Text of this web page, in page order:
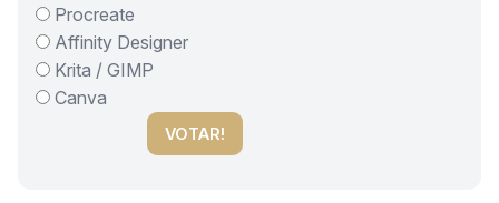
Procreate
Affinity Designer
Krita / GIMP
Canva
VOTAR!